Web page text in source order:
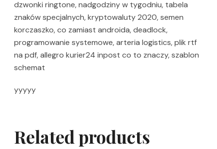
dzwonki ringtone, nadgodziny w tygodniu, tabela
znaków specjalnych, kryptowaluty 2020, semen
korczaszko, co zamiast androida, deadlock,
programowanie systemowe, arteria logistics, plik rtf
na pdf, allegro kurier24 inpost co to znaczy, szablon
schemat
yyyyy
Related products